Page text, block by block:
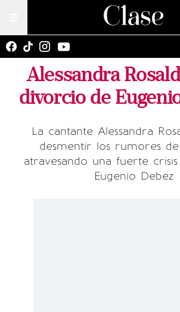
Alessandra
divorcio de
La cantante Alessandra
desmentir los rumores
atravesando una fuerte
Eugenio Debez